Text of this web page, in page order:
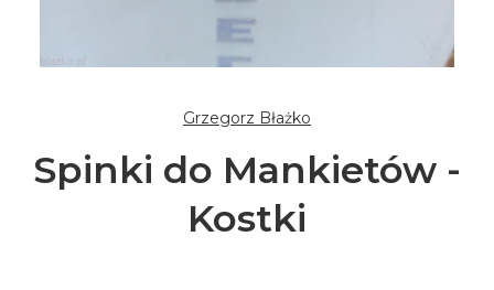
Grzegorz Błażko
Spinki do Mankietów -
Kostki